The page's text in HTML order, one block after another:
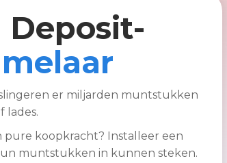
Deposit-
er miljarden muntstukken
lades.
koopkracht? Installeer een
muntstukken in kunnen steken.